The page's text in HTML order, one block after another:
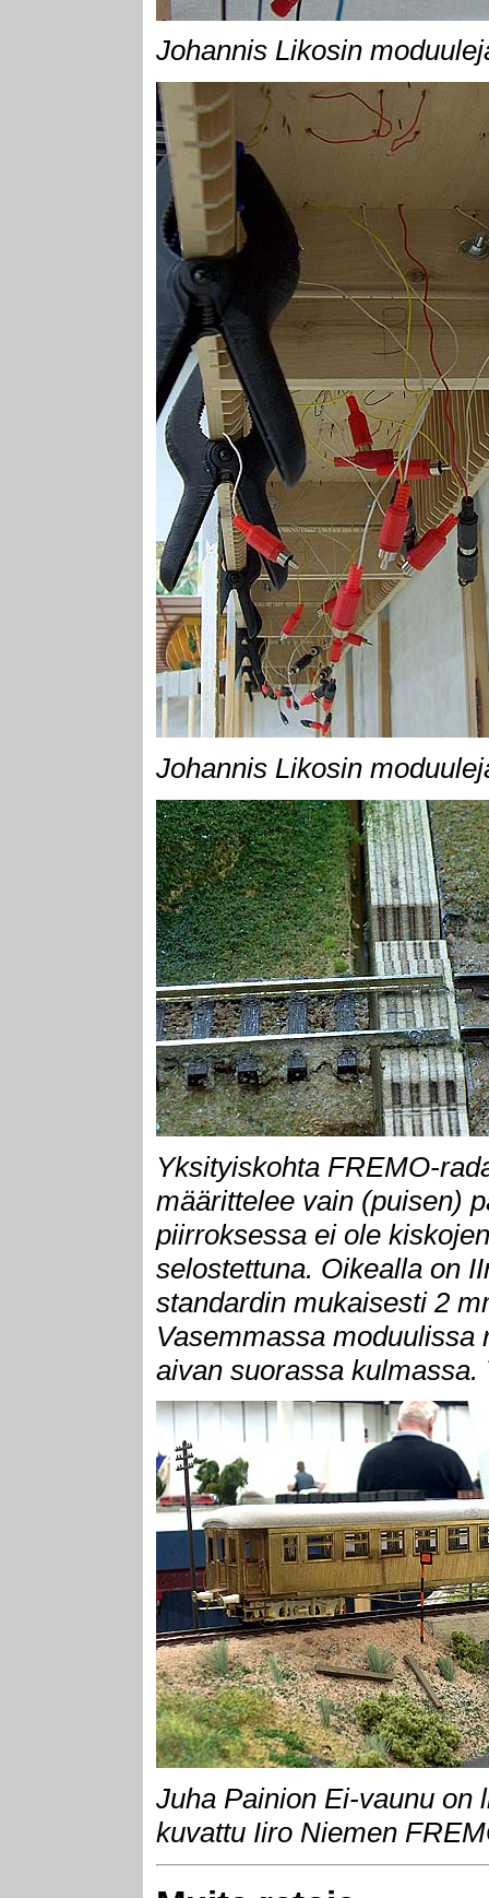
Johannis Likosin
Johannis Likosin
Yksityiskohta FREMO-
määrittelee vain (puisen)
piirroksessa ei ole
selostettuna. Oikealla on
standardin mukaisesti 2
Vasemmassa moduulissa
aivan suorassa
Juha Painion Ei-vaunu on
kuvattu Iiro Niemen